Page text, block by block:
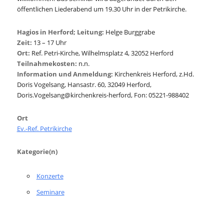
öffentlichen Liederabend um 19.30 Uhr in der Petrikirche.
Hagios in Herford; Leitung: Helge Burggrabe
Zeit: 13 – 17 Uhr
Ort: Ref. Petri-Kirche, Wilhelmsplatz 4, 32052 Herford
Teilnahmekosten: n.n.
Information und Anmeldung: Kirchenkreis Herford, z.Hd.
Doris Vogelsang, Hansastr. 60, 32049 Herford,
Doris.Vogelsang@kirchenkreis-herford, Fon: 05221-988402
Ort
Ev.-Ref. Petrikirche
Kategorie(n)
Konzerte
Seminare